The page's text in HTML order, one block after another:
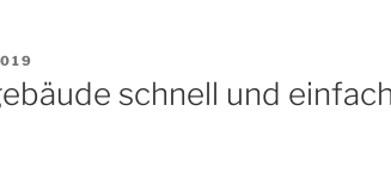
schnell und einfach